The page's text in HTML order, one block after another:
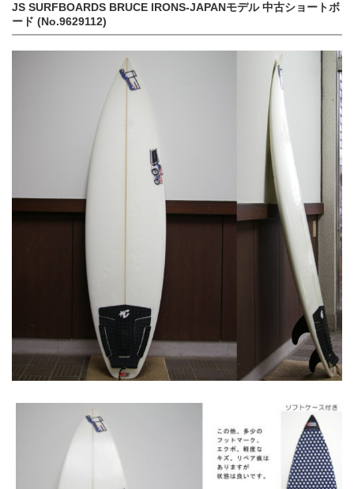
JS SURFBOARDS BRUCE IRONS-JAPANモデル 中古ショートボ
ード (No.9629112)